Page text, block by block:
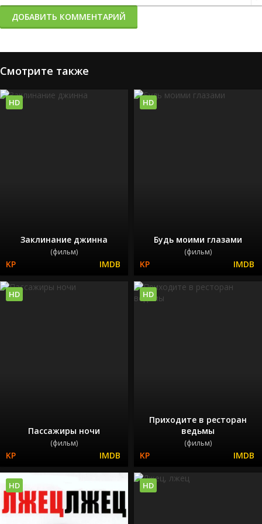
ДОБАВИТЬ КОММЕНТАРИЙ
Смотрите также
Заклинание джинна
(фильм)
HD
Будь моими глазами
(фильм)
HD
Пассажиры ночи
(фильм)
HD
Приходите в ресторан
ведьмы
(фильм)
HD
HD HD